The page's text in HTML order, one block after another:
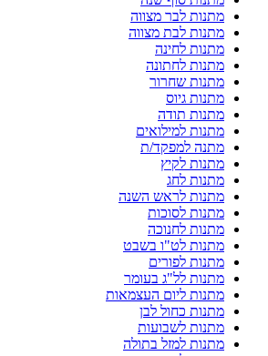
מתנות לבר מצווה
מתנות לבת מצווה
מתנות לחינה
מתנות לחתונה
מתנות שחרור
מתנות גיוס
מתנות תודה
מתנות למילואים
מתנה למפקד/ת
מתנות לקיץ
מתנות לחג
מתנות לראש השנה
מתנות לסוכות
מתנות לחנוכה
מתנות לט"ו בשבט
מתנות לפורים
מתנות לל"ג בעומר
מתנות ליום העצמאות
מתנות כחול לבן
מתנות לשבועות
מתנות למזל בתולה